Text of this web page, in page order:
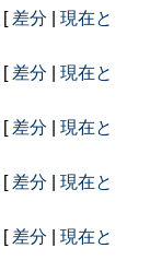
[ 差分
現在と
[ 差分
現在と
[ 差分
現在と
[ 差分
現在と
[ 差分
現在と